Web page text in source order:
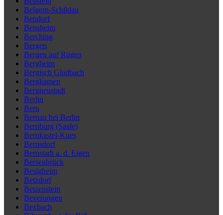
Belgern-Schildau
Bendorf
Bensheim
Berching
Bergen
Bergen auf Rügen
Bergheim
Bergisch Gladbach
Bergkamen
Bergneustadt
Berlin
Bern
Bernau bei Berlin
Bernburg (Saale)
Bernkastel-Kues
Bernsdorf
Bernstadt a. d. Eigen
Bersenbrück
Besigheim
Betzdorf
Betzenstein
Beverungen
Bexbach